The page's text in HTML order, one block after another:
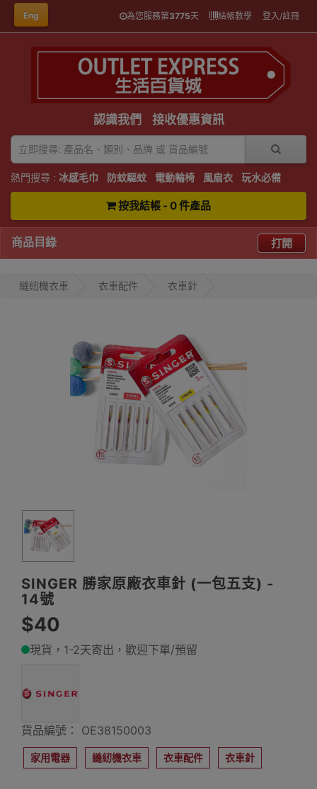
Eng 為您服務第3775天 結帳教學 登入/註冊
認識我們 接收優惠資訊
熱門搜尋 : 冰感毛巾 防蚊驅蚊 電動輪椅 風扇衣 玩水必備
按我結帳 - 0 件產品
商品目錄 打開
縫紉機衣車 衣車配件 衣車針
SINGER 勝家原廠衣車針 (一包五支) -
14號
$40
現貨，1-2天寄出，歡迎下單/預留
貨品編號： OE38150003
家用電器 縫紉機衣車 衣車配件 衣車針